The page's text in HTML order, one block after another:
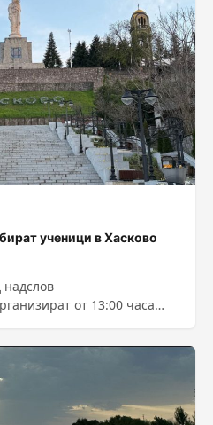
ученици в Хасково
надслов
от 13:00 часа
партньорство...